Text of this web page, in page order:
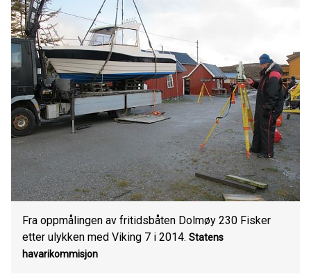
Fra oppmålingen av fritidsbåten Dolmøy 230 Fisker
etter ulykken med Viking 7 i 2014. Statens
havarikommisjon